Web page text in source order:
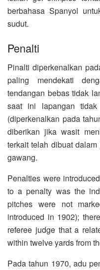
berbahasa Spanyol
sudut.
Penalti
Pinalti diperkenalkan
paling mendekati
tendangan bebas tidak
saat ini lapangan
(diperkenalkan pada
diberikan jika wasit
terkait telah dibuat
gawang.
Penalties were
to a penalty was the
pitches were not
introduced in 1902);
referee judge that a
within twelve yards from
Pada tahun 1970, adu